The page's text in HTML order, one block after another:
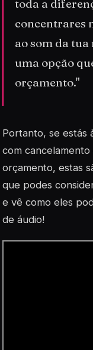
toda a
concentrares
ao som da
uma opção
orçamento."
Portanto, se estás
com
orçamento, estas
que podes
e vê como eles
de áudio!